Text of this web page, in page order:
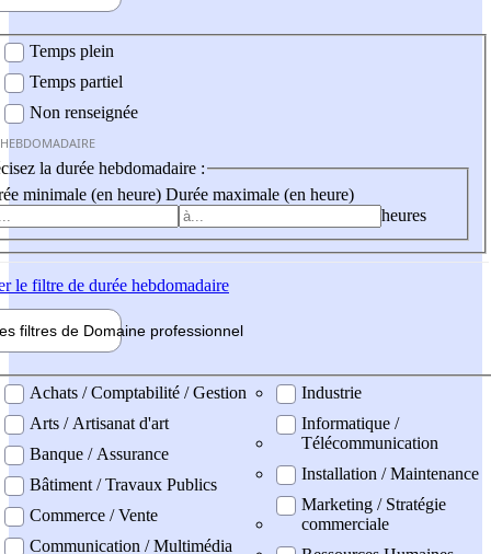
Temps plein
Temps partiel
Non renseignée
la durée hebdomadaire :
minimale (en heure) Durée maximale (en heure)
heures
le filtre de durée hebdomadaire
filtres de Domaine professionnel
professionel
Achats / Comptabilité / Gestion
Arts / Artisanat d'art
Banque / Assurance
Bâtiment / Travaux Publics
Commerce / Vente
Communication / Multimédia
Industrie
Informatique /
Télécommunication
Installation / Maintenance
Marketing / Stratégie
commerciale